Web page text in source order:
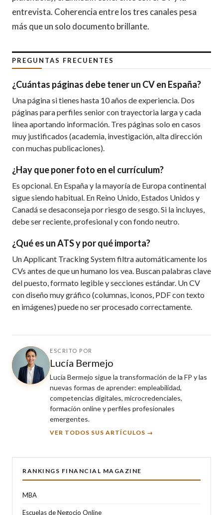
entrevista. Coherencia entre los tres canales pesa
más que un solo documento brillante.
PREGUNTAS FRECUENTES
¿Cuántas páginas debe tener un CV en España?
Una página si tienes hasta 10 años de experiencia. Dos
páginas para perfiles senior con trayectoria larga y cada
línea aportando información. Tres páginas solo en casos
muy justificados (academia, investigación, alta dirección
con muchas publicaciones).
¿Hay que poner foto en el currículum?
Es opcional. En España y la mayoría de Europa continental
sigue siendo habitual. En Reino Unido, Estados Unidos y
Canadá se desaconseja por riesgo de sesgo. Si la incluyes,
debe ser reciente, profesional y con fondo neutro.
¿Qué es un ATS y por qué importa?
Un Applicant Tracking System filtra automáticamente los
CVs antes de que un humano los vea. Buscan palabras clave
del puesto, formato legible y secciones estándar. Un CV
con diseño muy gráfico (columnas, iconos, PDF con texto
en imágenes) puede no ser procesado correctamente.
ESCRITO POR
Lucía Bermejo
Lucía Bermejo sigue la transformación de la FP y las
nuevas formas de aprender: empleabilidad,
competencias digitales, microcredenciales,
formación online y perfiles profesionales
emergentes.
VER TODOS SUS ARTÍCULOS →
RANKINGS FINANCIAL MAGAZINE
MBA
Escuelas de Negocio Online